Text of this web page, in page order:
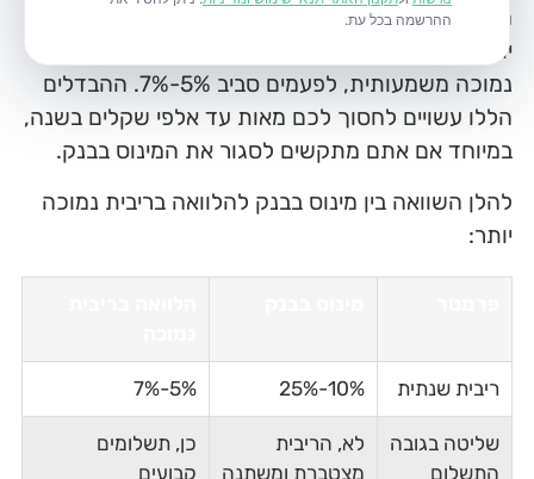
יותר, בעוד שהלוואה מסודרת יכולה להציע ריבית
נמוכה משמעותית, לפעמים סביב 5%-7%. ההבדלים
הללו עשויים לחסוך לכם מאות עד אלפי שקלים בשנה,
במיוחד אם אתם מתקשים לסגור את המינוס בבנק.
להלן השוואה בין מינוס בבנק להלוואה בריבית נמוכה
יותר:
ריבית שנתית 10%-25%
5%-7%
שליטה בגובה
התשלום
לא, הריבית
מצטברת ומשתנה
כן, תשלומים
קבועים